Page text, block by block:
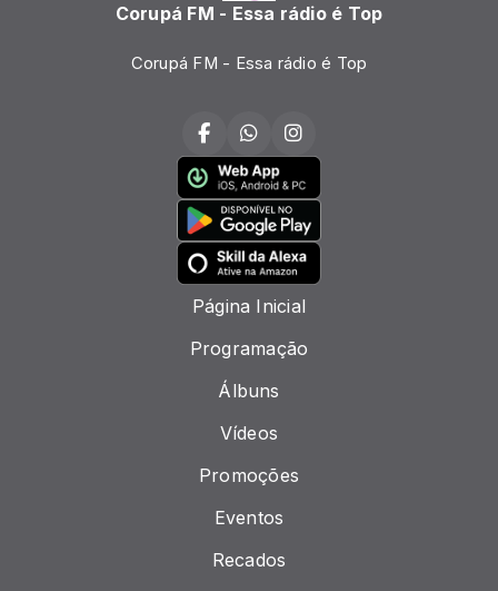
Corupá FM - Essa rádio é Top
Corupá FM - Essa rádio é Top
Página Inicial
Programação
Álbuns
Vídeos
Promoções
Eventos
Recados